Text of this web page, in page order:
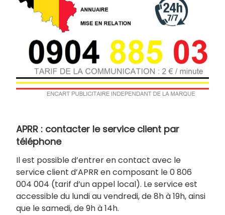
APRR : contacter le service client par
téléphone
Il est possible d’entrer en contact avec le
service client d’APRR en composant le 0 806
004 004 (tarif d’un appel local). Le service est
accessible du lundi au vendredi, de 8h à 19h, ainsi
que le samedi, de 9h à 14h.